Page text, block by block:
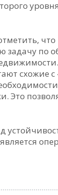
задачу по
схожие
Это
является